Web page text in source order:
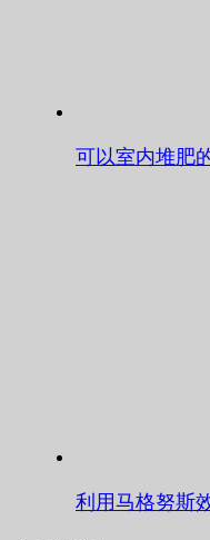
可以室内堆肥
利用马格努斯